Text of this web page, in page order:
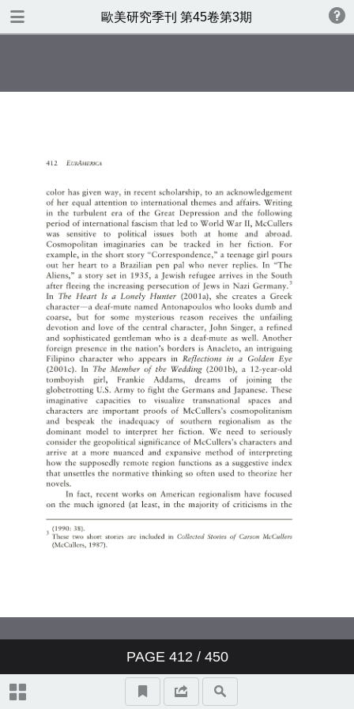
歐美研究季刊 第45卷第3期
PAGE 412/ 450
TABLE OF CONTENTS
目錄
美國支持臺灣參與國際民航組織
之研究
Democratic Implications ofthe
Treaty of Lisbon
Desiring Brotherhood—
Alternative Masculinities and a
Critiqueof the American Empire
in CarsonMcCullers’s Reflections
Information for Authors